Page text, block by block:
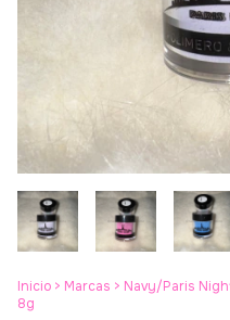
Inicio > Marcas > Navy/Paris
8g